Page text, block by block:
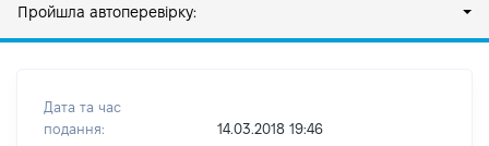
Пройшла автоперевірку:
Дата та час
подання:
14.03.2018 19:46